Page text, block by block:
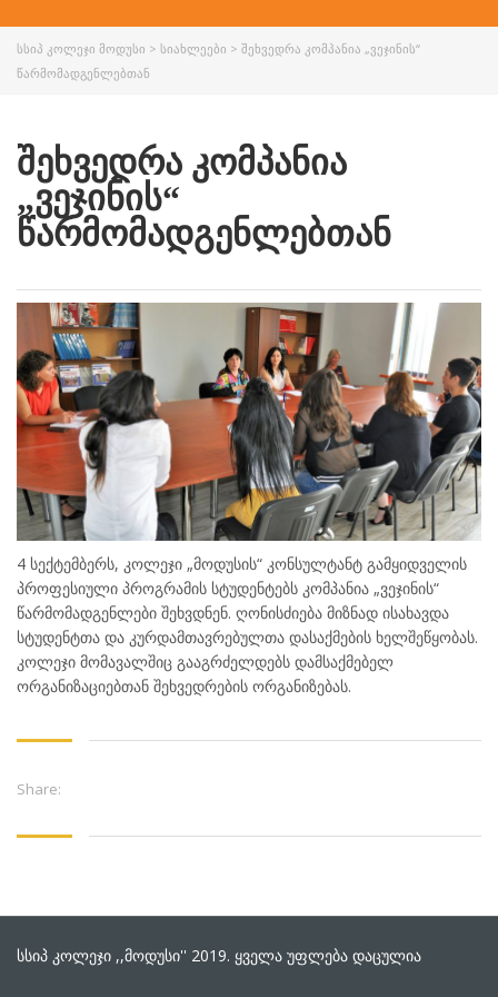
ᲡᲡᲘᲞ ᲙᲝᲚᲔᲯᲘ ᲛᲝᲓᲣᲡᲘ > ᲡᲘᲐᲮᲚᲔᲔᲑᲘ > ᲨᲔᲮᲕᲔᲓᲠᲐ ᲙᲝᲛᲞᲐᲜᲘᲐ „ᲕᲔᲯᲘᲜᲘᲡ“
ᲬᲐᲠᲛᲝᲛᲐᲓᲒᲔᲜᲚᲔᲑᲗᲐᲜ
ᲨᲔᲮᲕᲔᲓᲠᲐ ᲙᲝᲛᲞᲐᲜᲘᲐ
„ᲕᲔᲯᲘᲜᲘᲡ“
ᲬᲐᲠᲛᲝᲛᲐᲓᲒᲔᲜᲚᲔᲑᲗᲐᲜ
4 სექტემბერს, კოლეჯი „მოდუსის“ კონსულტანტ გამყიდველის
პროფესიული პროგრამის სტუდენტებს კომპანია „ვეჯინის“
წარმომადგენლები შეხვდნენ. ღონისძიება მიზნად ისახავდა
სტუდენტთა და კურდამთავრებულთა დასაქმების ხელშეწყობას.
კოლეჯი მომავალშიც გააგრძელდებს დამსაქმებელ
ორგანიზაციებთან შეხვედრების ორგანიზებას.
Share:
სსიპ კოლეჯი ,,მოდუსი'' 2019. ყველა უფლება დაცულია